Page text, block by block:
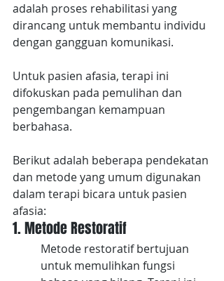
adalah proses rehabilitasi yang
dirancang untuk membantu individu
dengan gangguan komunikasi.
Untuk pasien afasia, terapi ini
difokuskan pada pemulihan dan
pengembangan kemampuan
berbahasa.
Berikut adalah beberapa pendekatan
dan metode yang umum digunakan
dalam terapi bicara untuk pasien
afasia:
1. Metode Restoratif
Metode restoratif bertujuan
untuk memulihkan fungsi